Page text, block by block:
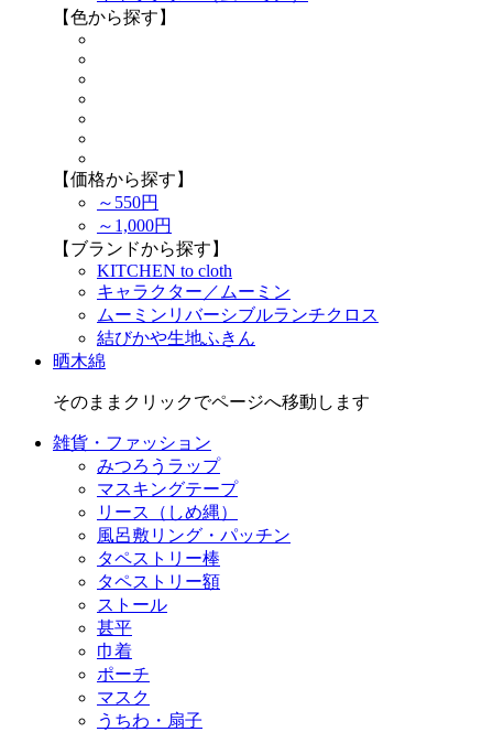
【色から探す】
【価格から探す】
～550円
～1,000円
【ブランドから探す】
KITCHEN to cloth
キャラクター／ムーミン
ムーミンリバーシブルランチクロス
結びかや生地ふきん
晒木綿
そのままクリックでページへ移動します
雑貨・ファッション
みつろうラップ
マスキングテープ
リース（しめ縄）
風呂敷リング・パッチン
タペストリー棒
タペストリー額
ストール
甚平
巾着
ポーチ
マスク
うちわ・扇子